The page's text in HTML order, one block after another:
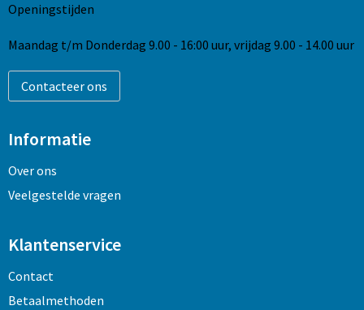
Openingstijden
Maandag t/m Donderdag 9.00 - 16:00 uur, vrijdag 9.00 - 14.00 uur
Contacteer ons
Informatie
Over ons
Veelgestelde vragen
Klantenservice
Contact
Betaalmethoden